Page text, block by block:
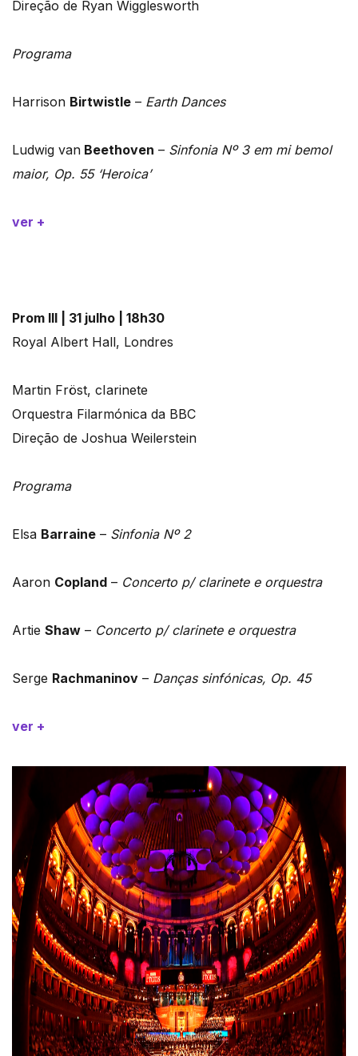
Direção de Ryan Wigglesworth
Programa
Harrison Birtwistle – Earth Dances
Ludwig van Beethoven – Sinfonia Nº 3 em mi bemol
maior, Op. 55 ‘Heroica’
ver +
Prom III | 31 julho | 18h30
Royal Albert Hall, Londres
Martin Fröst, cIarinete
Orquestra Filarmónica da BBC
Direção de Joshua Weilerstein
Programa
Elsa Barraine – Sinfonia Nº 2
Aaron Copland – Concerto p/ clarinete e orquestra
Artie Shaw – Concerto p/ clarinete e orquestra
Serge Rachmaninov – Danças sinfónicas, Op. 45
ver +